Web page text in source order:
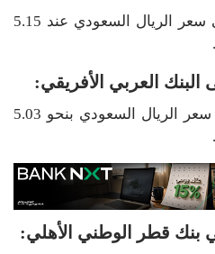
وعرض البنك التجاري الدولي سعر الريال السعودي عند 5.15
العربي الأفريقي:
طرح البنك العربي الافريقي سعر الريال السعودي بنحو 5.03
بنك قطر الوطني الأهلي: